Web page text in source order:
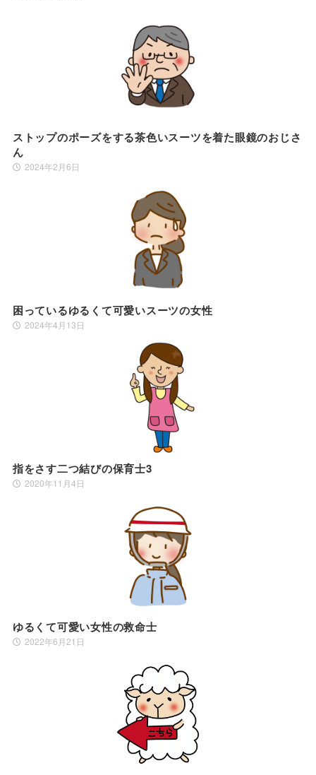
ストップのポーズをする茶色いスーツを着た眼鏡のおじさ
ん
2024年2月6日
困っているゆるくて可愛いスーツの女性
2024年4月13日
指をさす二つ結びの保育士3
2020年11月4日
ゆるくて可愛い女性の救命士
2022年6月21日